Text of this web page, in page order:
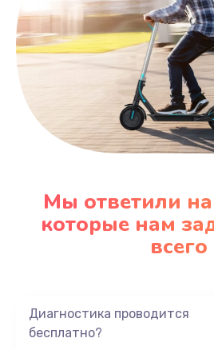
Мы ответили
которые нам
всего
Диагностика проводится
бесплатно?